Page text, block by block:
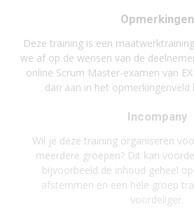
Opmerkingen
Deze training is een
we af op de wensen van de
online Scrum Master-examen van
dan aan in het opmerkingenveld
Incompany
Wil je deze training organiseren
meerdere groepen? Dit kan
bijvoorbeeld de inhoud geheel
afstemmen en een hele groep
voordeliger.